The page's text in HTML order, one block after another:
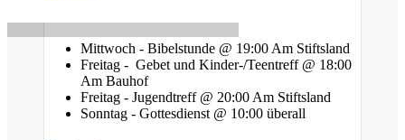
Mittwoch - Bibelstunde @ 19:00 Am Stiftsland
Freitag - Gebet und Kinder-/Teentreff @ 18:00
Am Bauhof
Freitag - Jugendtreff @ 20:00 Am Stiftsland
Sonntag - Gottesdienst @ 10:00 überall